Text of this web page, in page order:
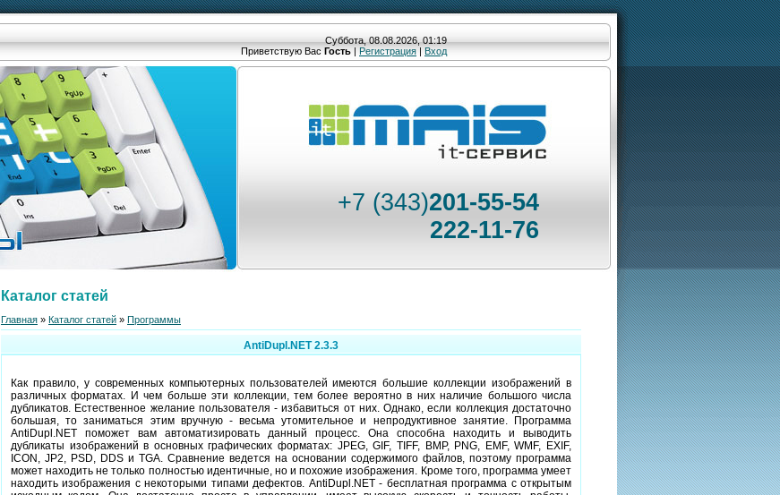
Суббота, 08.08.2026, 01:19
Приветствую Вас Гость | Регистрация | Вход
+7 (343)201-55-54
222-11-76
Каталог статей
Главная » Каталог статей » Программы
AntiDupl.NET 2.3.3
Как правило, у современных компьютерных пользователей имеются большие коллекции изображений в
различных форматах. И чем больше эти коллекции, тем более вероятно в них наличие большого числа
дубликатов. Естественное желание пользователя - избавиться от них. Однако, если коллекция достаточно
большая, то заниматься этим вручную - весьма утомительное и непродуктивное занятие. Программа
AntiDupl.NET поможет вам автоматизировать данный процесс. Она способна находить и выводить
дубликаты изображений в основных графических форматах: JPEG, GIF, TIFF, BMP, PNG, EMF, WMF, EXIF,
ICON, JP2, PSD, DDS и TGA. Сравнение ведется на основании содержимого файлов, поэтому программа
может находить не только полностью идентичные, но и похожие изображения. Кроме того, программа умеет
находить изображения с некоторыми типами дефектов. AntiDupl.NET - бесплатная программа с открытым